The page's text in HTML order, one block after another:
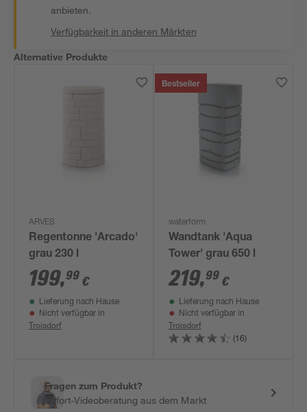
anbieten.
Verfügbarkeit in anderen Märkten
Alternative Produkte
ARVES
Regentonne 'Arcado'
grau 230 l
199,99 €
Lieferung nach Hause
Nicht verfügbar in
Troisdorf
Bestseller
waterform
Wandtank 'Aqua
Tower' grau 650 l
219,99 €
Lieferung nach Hause
Nicht verfügbar in
Troisdorf
(16)
Fragen zum Produkt?
Sofort-Videoberatung aus dem Markt